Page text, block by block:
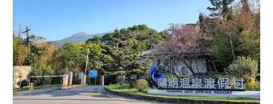
【新北市】跤頭趺崙步道-楓樹湖古道-水
管路-十八彎古道縱走